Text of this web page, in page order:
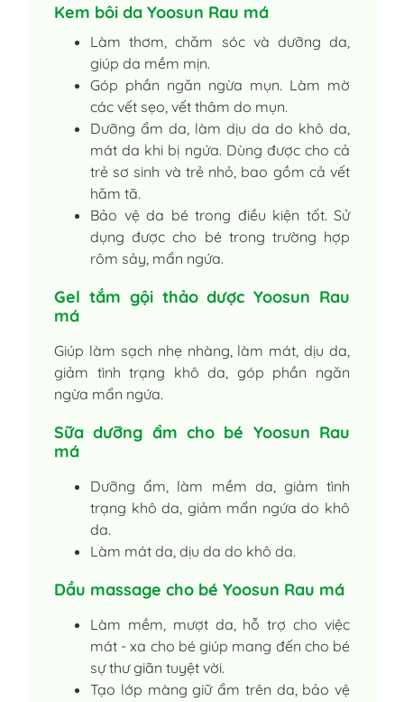
Kem bôi da Yoosun Rau má
Làm thơm, chăm sóc và dưỡng da,
giúp da mềm mịn.
Góp phần ngăn ngừa mụn. Làm mờ
các vết sẹo, vết thâm do mụn.
Dưỡng ẩm da, làm dịu da do khô da,
mát da khi bị ngứa. Dùng được cho cả
trẻ sơ sinh và trẻ nhỏ, bao gồm cả vết
hăm tã.
Bảo vệ da bé trong điều kiện tốt. Sử
dụng được cho bé trong trường hợp
rôm sảy, mẩn ngứa.
Gel tắm gội thảo dược Yoosun Rau
má
Giúp làm sạch nhẹ nhàng, làm mát, dịu da,
giảm tình trạng khô da, góp phần ngăn
ngừa mẩn ngứa.
Sữa dưỡng ẩm cho bé Yoosun Rau
má
Dưỡng ẩm, làm mềm da, giảm tình
trạng khô da, giảm mẩn ngứa do khô
da.
Làm mát da, dịu da do khô da.
Dầu massage cho bé Yoosun Rau má
Làm mềm, mượt da, hỗ trợ cho việc
mát - xa cho bé giúp mang đến cho bé
sự thư giãn tuyệt vời.
Tạo lớp màng giữ ẩm trên da, bảo vệ